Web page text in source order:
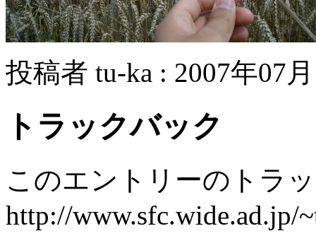
投稿者 tu-ka : 2007年07
トラックバック
このエントリーのトラ
http://www.sfc.wide.ad.jp/